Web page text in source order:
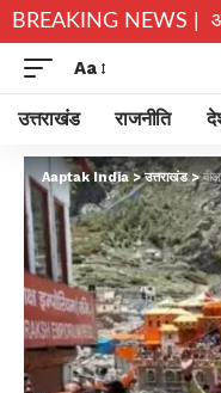
BREAKING NEWS |
अल्मोड़ा के गांव से आसमान
Aa
उत्तराखंड राजनीति
Aaptak India>उत्तराखंड>